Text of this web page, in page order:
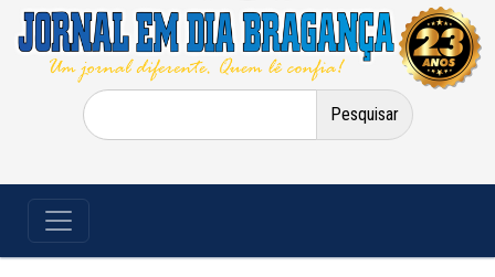
Pesquisar
por: